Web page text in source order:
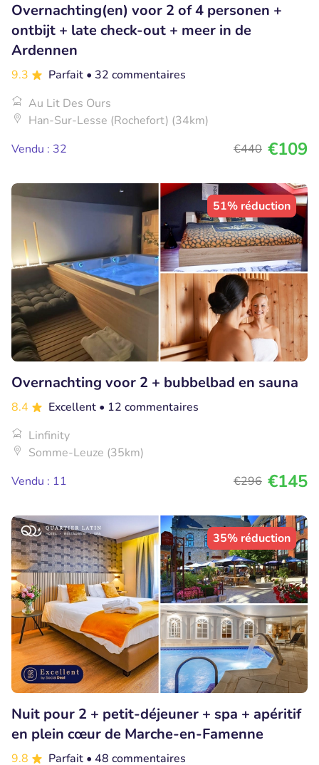
Overnachting(en) voor 2 of 4 personen +
ontbijt + late check-out + meer in de
Ardennen
9.3 Parfait • 32 commentaires
Au Lit Des Ours
Han-Sur-Lesse (Rochefort) (34km)
Vendu : 32
€440 €109
51% réduction
Overnachting voor 2 + bubbelbad en sauna
8.4 Excellent • 12 commentaires
Linfinity
Somme-Leuze (35km)
Vendu : 11
€296 €145
35% réduction
Nuit pour 2 + petit-déjeuner + spa + apéritif
en plein cœur de Marche-en-Famenne
9.8 Parfait • 48 commentaires